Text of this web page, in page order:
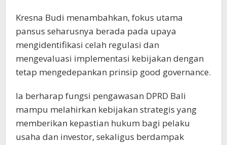
Kresna Budi menambahkan, fokus utama
pansus seharusnya berada pada upaya
mengidentifikasi celah regulasi dan
mengevaluasi implementasi kebijakan dengan
tetap mengedepankan prinsip good governance.
Ia berharap fungsi pengawasan DPRD Bali
mampu melahirkan kebijakan strategis yang
memberikan kepastian hukum bagi pelaku
usaha dan investor, sekaligus berdampak